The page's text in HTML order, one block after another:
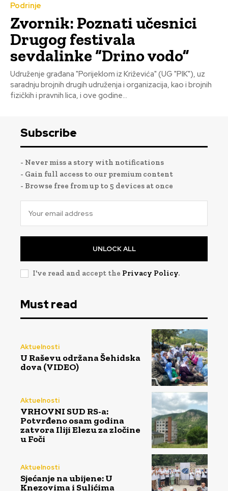
Podrinje
Zvornik: Poznati učesnici
Drugog festivala
sevdalinke “Drino vodo”
Udruženje građana "Porijeklom iz Križevića" (UG "PIK"), uz
saradnju brojnih drugih udruženja i organizacija, kao i brojnih
fizičkih i pravnih lica, i ove godine...
Subscribe
- Never miss a story with notifications
- Gain full access to our premium content
- Browse free from up to 5 devices at once
UNLOCK ALL
I've read and accept the Privacy Policy.
Must read
Aktuelnosti
U Raševu održana Šehidska
dova (VIDEO)
Aktuelnosti
VRHOVNI SUD RS-a:
Potvrđeno osam godina
zatvora Iliji Elezu za zločine
u Foči
Aktuelnosti
Sjećanje na ubijene: U
Knezovima i Sulićima